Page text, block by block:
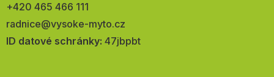
Telefon:
+420 465 466 111
E-
mail:
radnice@vysoke-myto.cz
ID datové schránky: 47jbpbt